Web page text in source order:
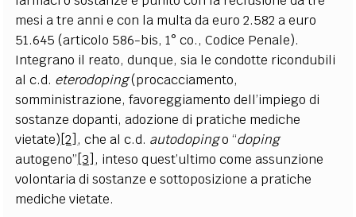
mesi a tre anni e con la multa da euro 2.582 a euro
51.645 (articolo 586-bis, 1° co., Codice Penale).
Integrano il reato, dunque, sia le condotte ricondubili
al c.d. eterodoping(procacciamento,
somministrazione, favoreggiamento dell’impiego di
sostanze dopanti, adozione di pratiche mediche
vietate)[2] , che al c.d. autodopingo “doping
autogeno”[3] , inteso quest’ultimo come assunzione
volontaria di sostanze e sottoposizione a pratiche
mediche vietate.